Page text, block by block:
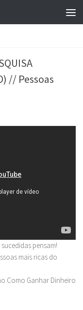
// Pessoas
pensam!
mais ricas do
Como Ganhar Dinheiro